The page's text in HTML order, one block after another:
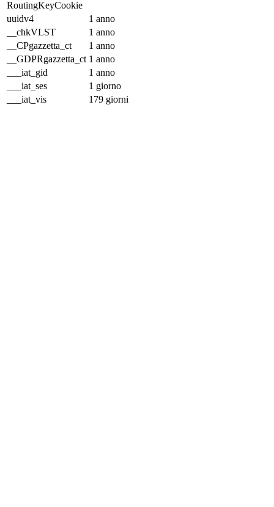
RoutingKeyCookie
uuidv4
1 anno
__chkVLST
1 anno
__CPgazzetta_ct
1 anno
__GDPRgazzetta_ct 1 anno
___iat_gid
1 anno
___iat_ses
1 giorno
___iat_vis
179 giorni